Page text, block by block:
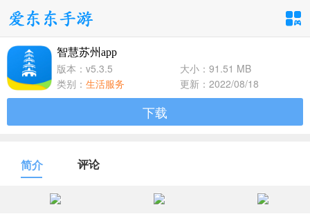
手游分类
卡牌回合
1百+款手游
1百+款手游
体育竞速
冒险解谜
模拟经营
智慧苏州app
版本：v5.3.5
大小：91.51 MB
类别： 生活服务 更新：2022/08/18
下载
简介 评论